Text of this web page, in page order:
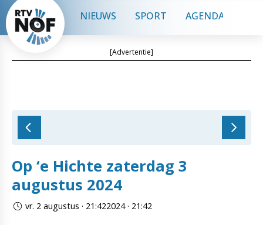
NIEUWS SPORT AGENDA
[Advertentie]
Op ‘e Hichte zaterdag 3
augustus 2024
vr. 2 augustus · 21:422024 · 21:42